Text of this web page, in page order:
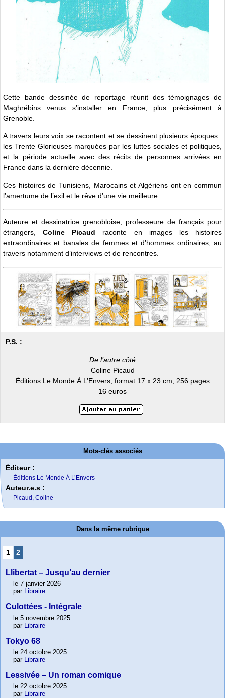
Cette bande dessinée de reportage réunit des témoignages de
Maghrébins venus s’installer en France, plus précisément à
Grenoble.
A travers leurs voix se racontent et se dessinent plusieurs époques :
les Trente Glorieuses marquées par les luttes sociales et politiques,
et la période actuelle avec des récits de personnes arrivées en
France dans la dernière décennie.
Ces histoires de Tunisiens, Marocains et Algériens ont en commun
l’amertume de l’exil et le rêve d’une vie meilleure.
Auteure et dessinatrice grenobloise, professeure de français pour
étrangers,Coline Picaud raconte en images les histoires
extraordinaires et banales de femmes et d’hommes ordinaires, au
travers notamment d’interviews et de rencontres.
P.S. :
De l’autre côté
Coline Picaud
Éditions Le Monde À L’Envers, format 17 x 23 cm, 256 pages
16 euros
Mots-clés associés
Éditeur :
Éditions Le Monde À L’Envers
Auteur.e.s :
Picaud, Coline
Dans la même rubrique
1 2
Llibertat – Jusqu’au dernier
le 7 janvier 2026
par
Libraire
Culottées - Intégrale
le 5 novembre 2025
par
Libraire
Tokyo 68
le 24 octobre 2025
par
Libraire
Lessivée – Un roman comique
le 22 octobre 2025
par
Libraire